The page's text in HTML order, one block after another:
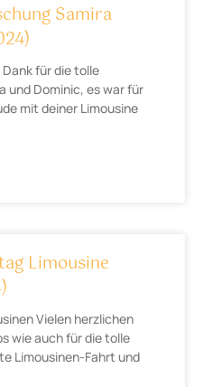
Samira
Dank für die tolle
und Dominic, es war für
mit deiner Limousine
Limousine
Vielen herzlichen
wie auch für die tolle
Limousinen-Fahrt und